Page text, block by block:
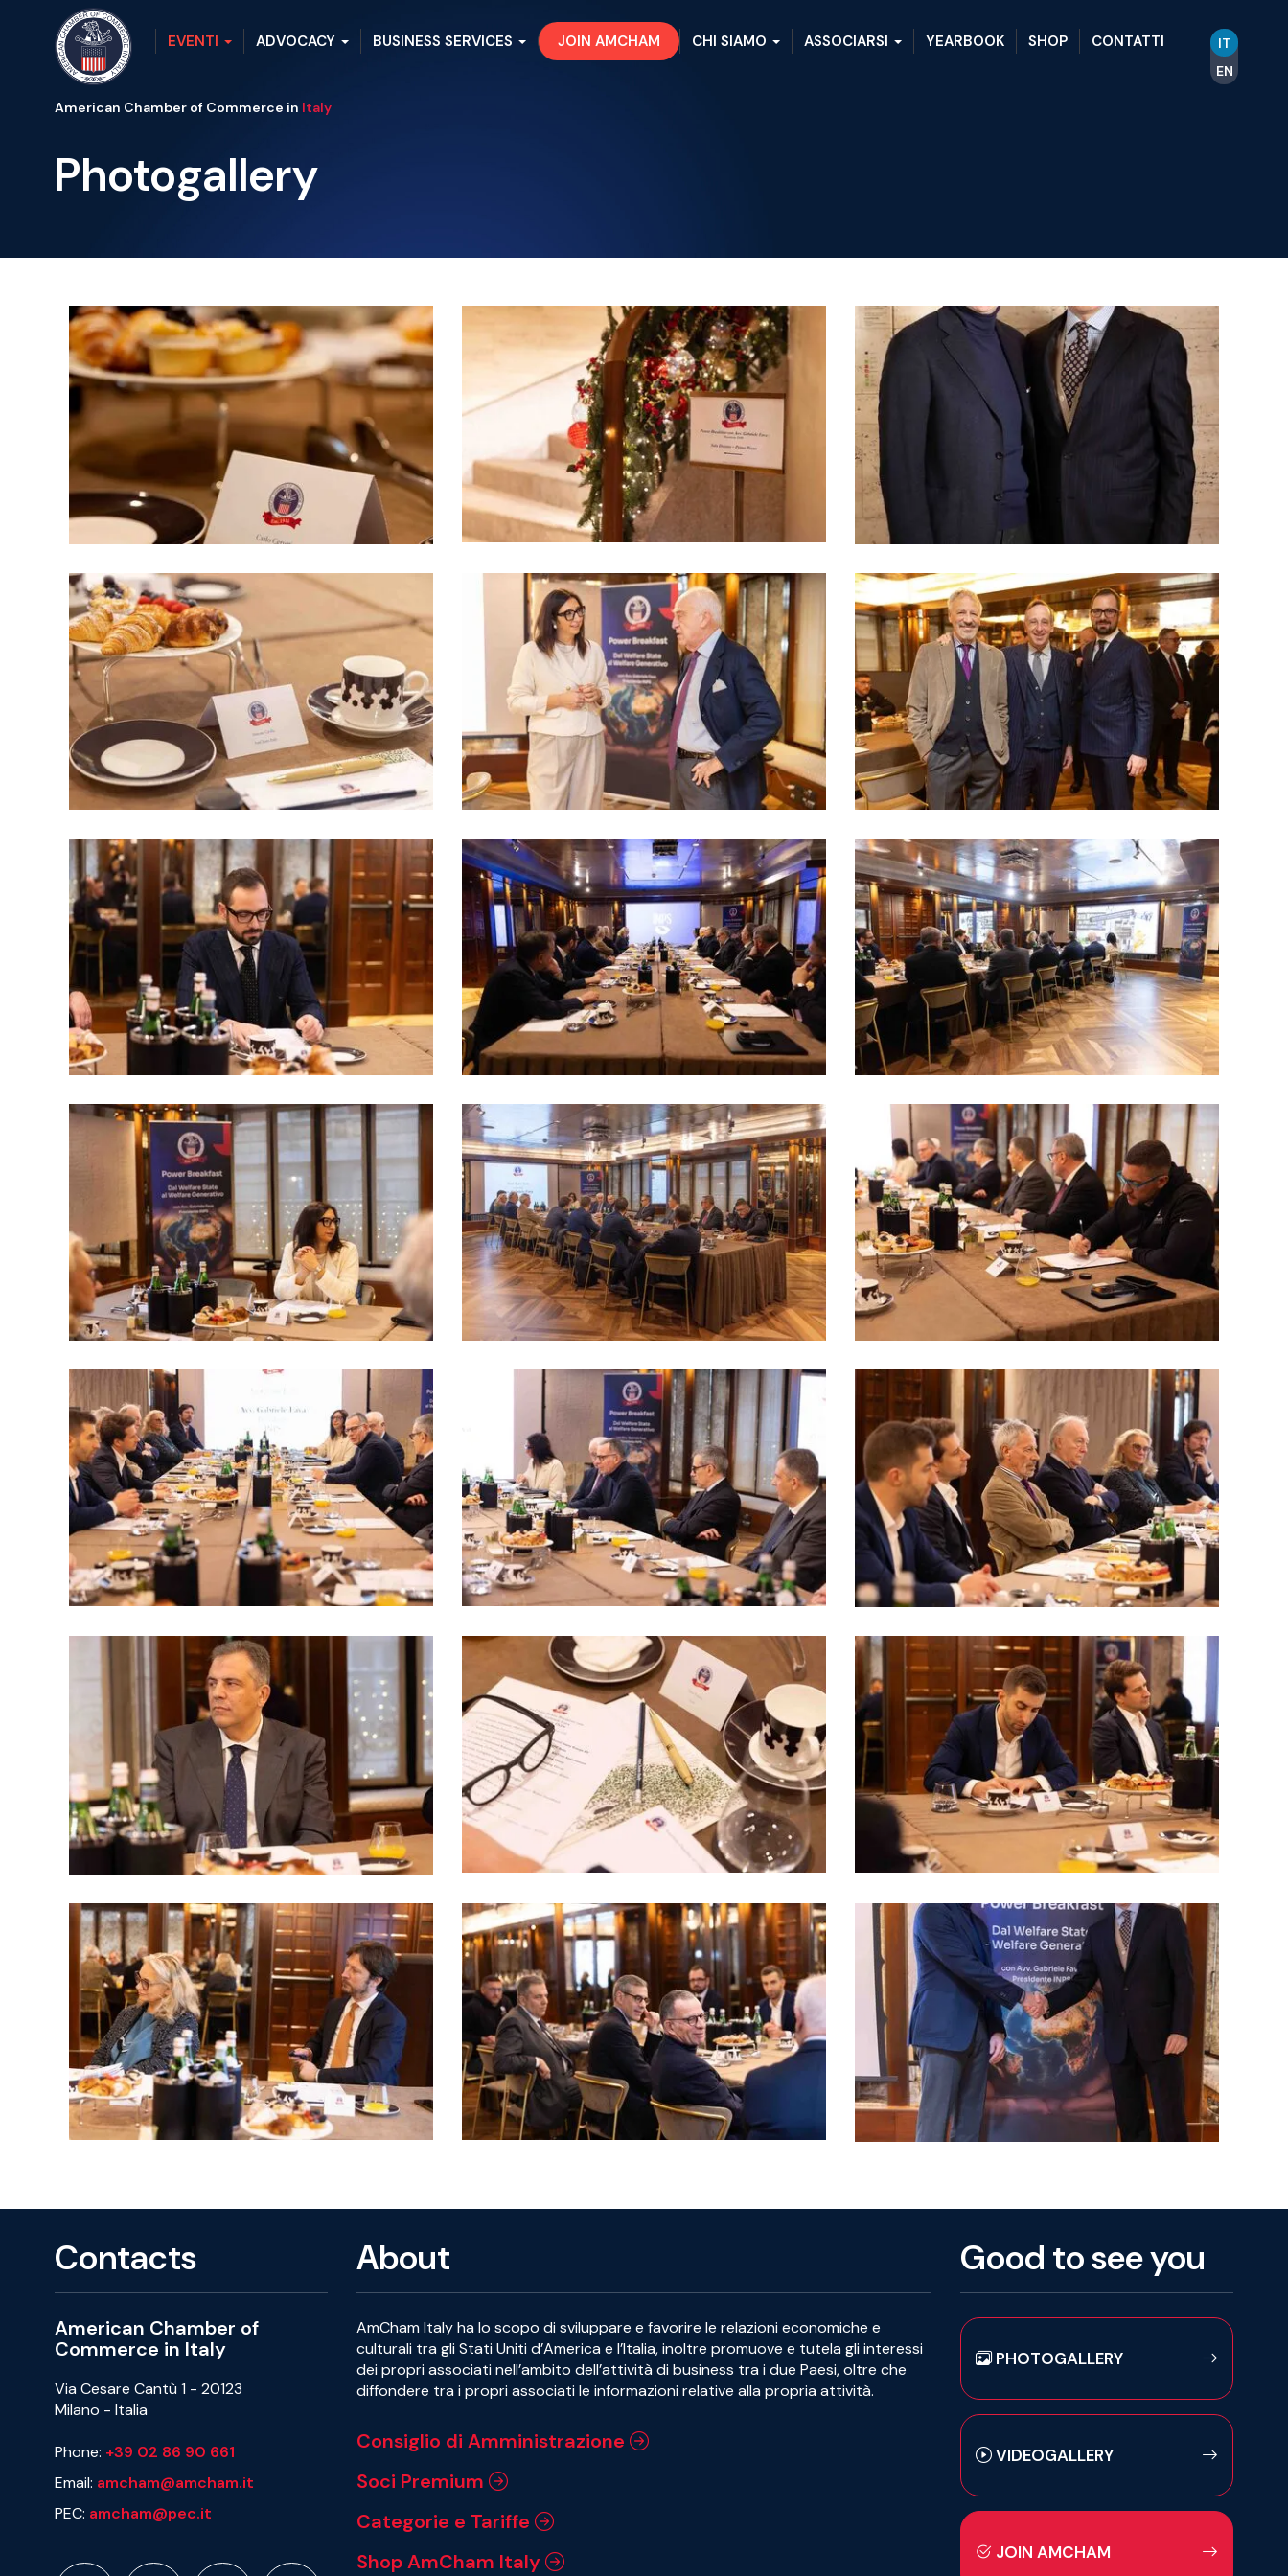
EVENTI ADVOCACY BUSINESS SERVICES JOIN AMCHAM CHI SIAMO ASSOCIARSI YEARBOOK SHOP CONTATTI
IT
EN
American Chamber of Commerce in Italy
Photogallery
Contacts
American Chamber of
Commerce in Italy
Via Cesare Cantù 1 - 20123
Milano - Italia
Phone: +39 02 86 90 661
Email: amcham@amcham.it
PEC: amcham@pec.it
About
AmCham Italy ha lo scopo di sviluppare e favorire le relazioni economiche e
culturali tra gli Stati Uniti d’America e l’Italia, inoltre promuove e tutela gli interessi
dei propri associati nell’ambito dell’attività di business tra i due Paesi, oltre che
diffondere tra i propri associati le informazioni relative alla propria attività.
Consiglio di Amministrazione
Soci Premium
Categorie e Tariffe
Shop AmCham Italy
Good to see you
PHOTOGALLERY
VIDEOGALLERY
JOIN AMCHAM